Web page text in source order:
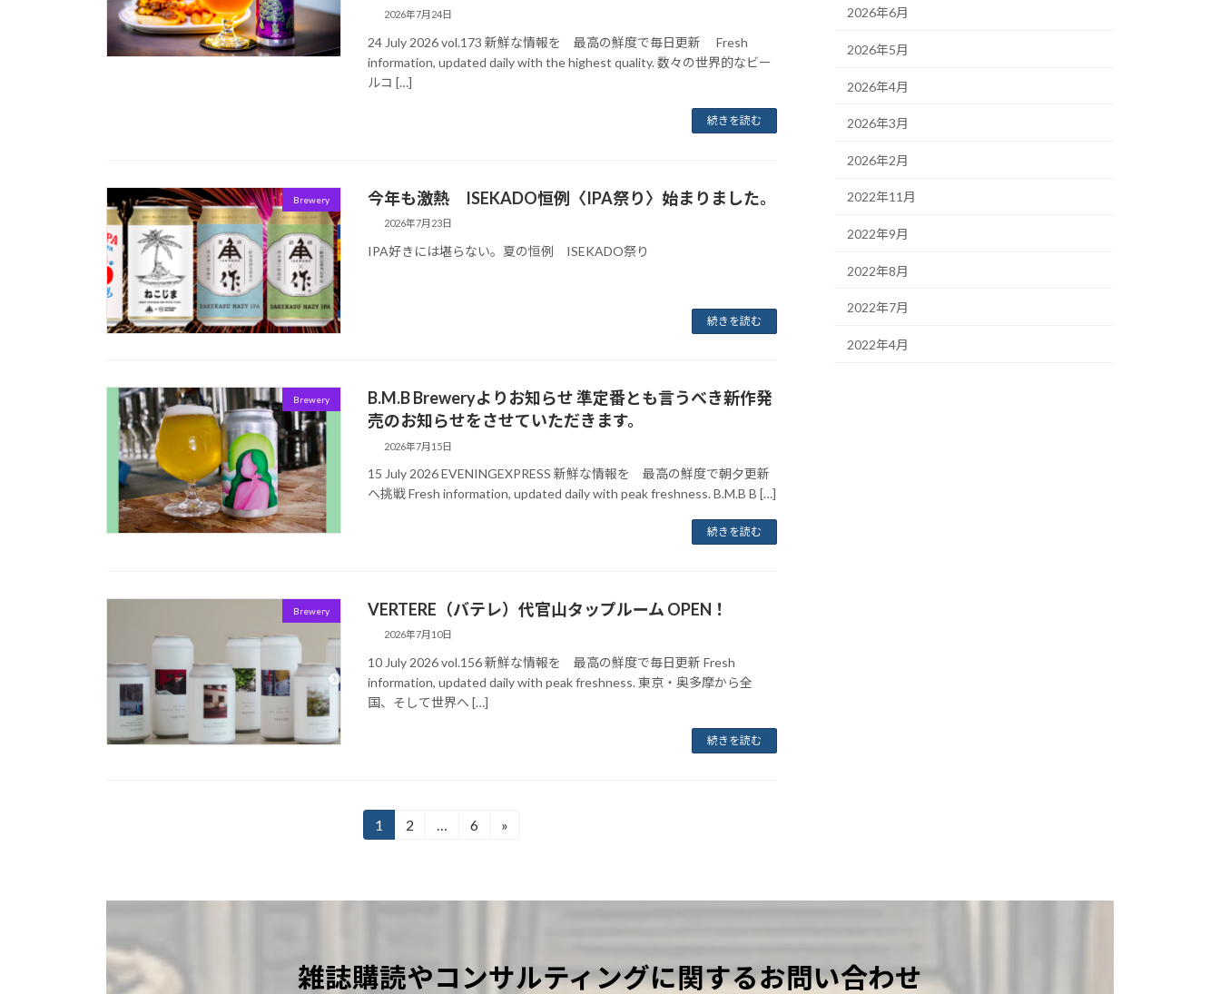
2026年7月24日
24 July 2026 vol.173 新鮮な情報を 最高の鮮度で毎日更新 Fresh
information, updated daily with the highest quality. 数々の世界的なビー
ルコ […]
続きを読む
Brewery 今年も激熱 ISEKADO恒例〈IPA祭り〉始まりました。
2026年7月23日
IPA好きには堪らない。夏の恒例 ISEKADO祭り
続きを読む
Brewery
B.M.B Breweryよりお知らせ 準定番とも言うべき新作発
売のお知らせをさせていただきます。
2026年7月15日
15 July 2026 EVENINGEXPRESS 新鮮な情報を 最高の鮮度で朝夕更新
へ挑戦 Fresh information, updated daily with peak freshness. B.M.B B […]
続きを読む
Brewery VERTERE（バテレ）代官山タップルーム OPEN！
2026年7月10日
10 July 2026 vol.156 新鮮な情報を 最高の鮮度で毎日更新 Fresh
information, updated daily with peak freshness. 東京・奥多摩から全
国、そして世界へ […]
続きを読む
の
ー
固
1
固
2 …
固
6 »
2026年6月
2026年5月
2026年4月
2026年3月
2026年2月
2022年11月
2022年9月
2022年8月
2022年7月
2022年4月
雑誌購読やコンサルティングに関するお問い合わせ